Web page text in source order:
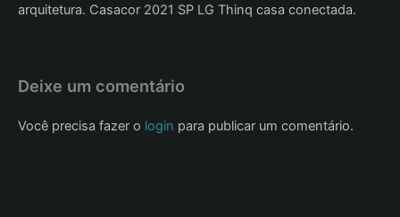
arquitetura. Casacor 2021 SP LG Thinq casa conectada.
Deixe um comentário
Você precisa fazer o login para publicar um comentário.